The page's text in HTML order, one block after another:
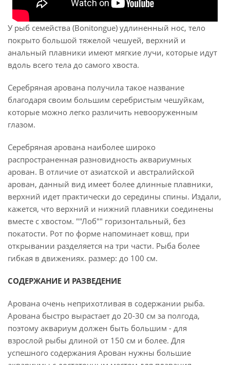
У рыб семейства (Bonitongue) удлиненный нос, тело
покрыто большой тяжелой чешуей, верхний и
анальный плавники имеют мягкие лучи, которые идут
вдоль всего тела до самого хвоста.
Серебряная арована получила такое название
благодаря своим большим серебристым чешуйкам,
которые можно легко различить невооруженным
глазом.
Серебряная арована наиболее широко
распространенная разновидность аквариумных
арован. В отличие от азиатской и австралийской
арован, данный вид имеет более длинные плавники,
верхний идет практически до середины спины. Издали,
кажется, что верхний и нижний плавники соединены
вместе с хвостом. ""Лоб"" горизонтальный, без
покатости. Рот по форме напоминает ковш, при
открывании разделяется на три части. Рыба более
гибкая в движениях. размер: до 100 см.
СОДЕРЖАНИЕ И РАЗВЕДЕНИЕ
Арована очень неприхотливая в содержании рыба.
Арована быстро вырастает до 20-30 см за полгода,
поэтому аквариум должен быть большим - для
взрослой рыбы длиной от 150 см и более. Для
успешного содержания Арован нужны большие